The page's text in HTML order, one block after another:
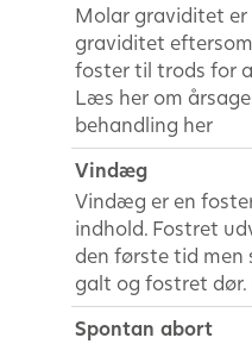
Molar graviditet
graviditet
foster til trods for
Læs her om
behandling her
Vindæg
Vindæg er en
indhold. Fostret
den første tid men
galt og fostret
Spontan abort